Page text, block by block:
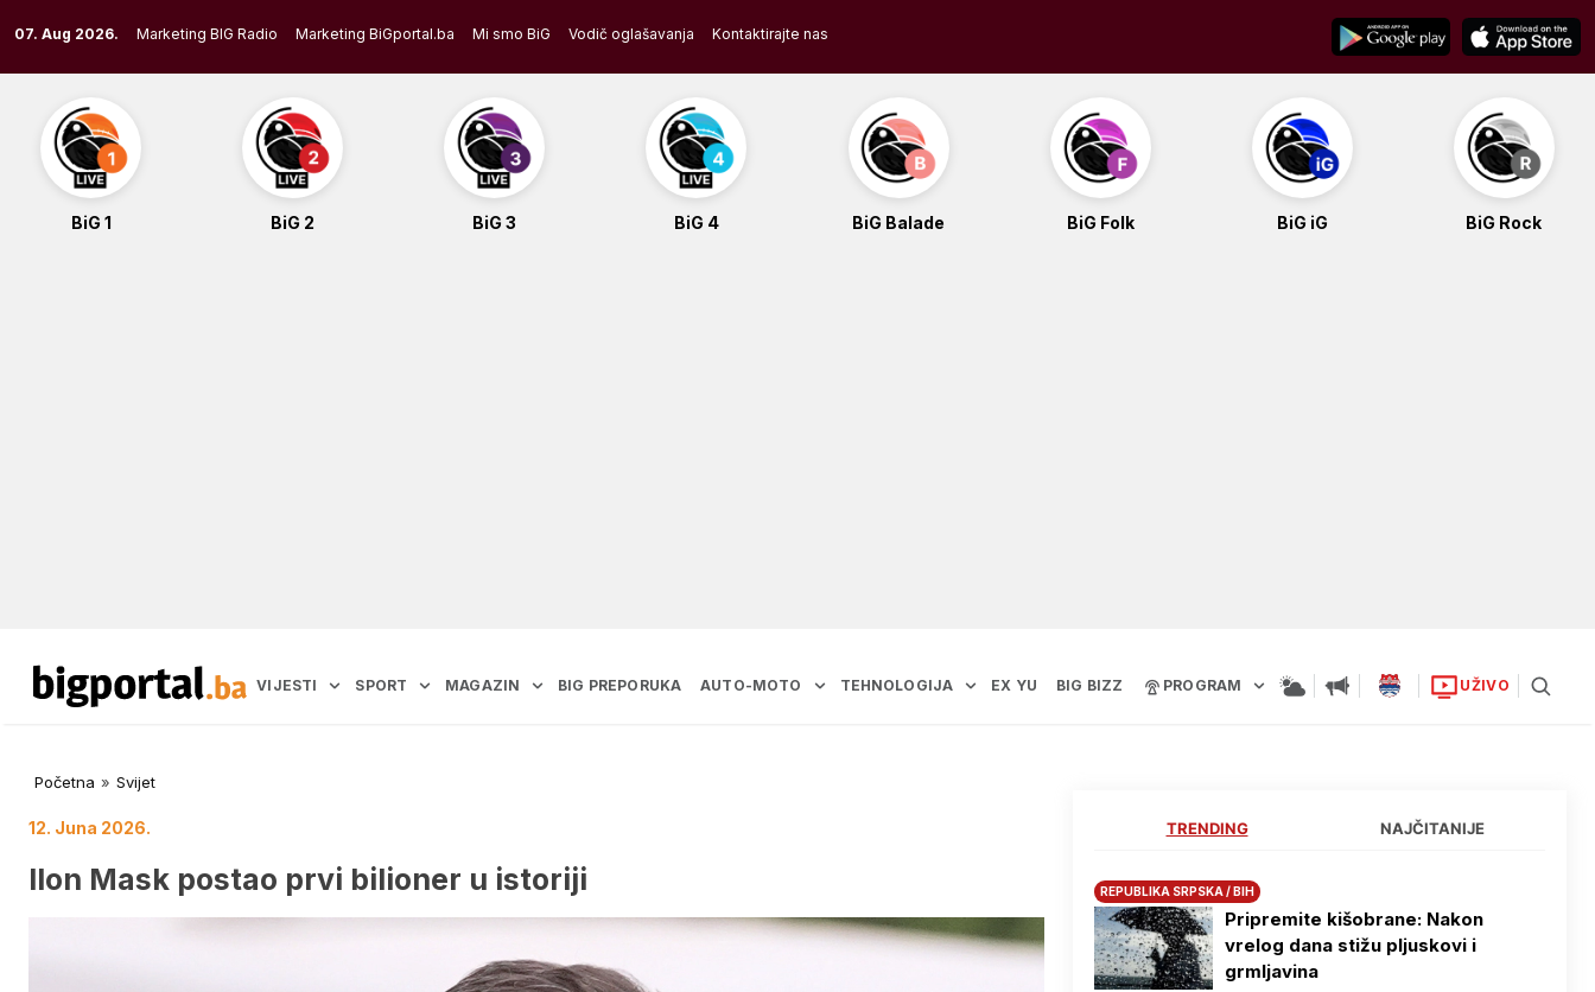
to
content
07. Aug 2026. Marketing BIG Radio Marketing BiGportal.ba Mi smo BiG Vodič oglašavanja Kontaktirajte nas
BiG 1 BiG 2 BiG 3 BiG 4 BiG Balade BiG Folk BiG iG BiG Rock
VIJESTI SPORT MAGAZIN BIG PREPORUKA AUTO-MOTO TEHNOLOGIJA EX YU BIG BIZZ PROGRAM UŽIVO
Početna » Svijet
12. Juna 2026.
Ilon Mask postao prvi bilioner u istoriji
TRENDING NAJČITANIJE
REPUBLIKA SRPSKA / BIH
Pripremite kišobrane: Nakon
vrelog dana stižu pljuskovi i
grmljavina